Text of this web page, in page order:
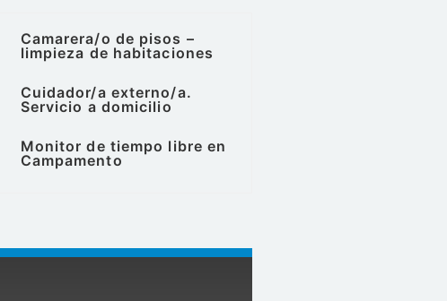
Camarera/o de pisos –
limpieza de habitaciones
Cuidador/a externo/a.
Servicio a domicilio
Monitor de tiempo libre en
Campamento